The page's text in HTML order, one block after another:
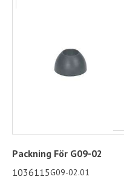
Packning För G09-02
1036115G09-02.01